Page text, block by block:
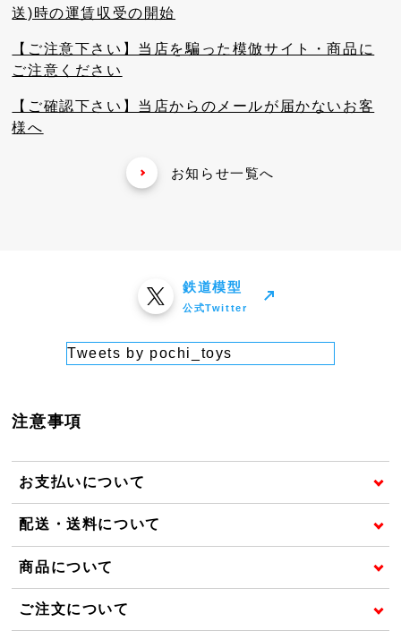
送)時の運賃収受の開始
【ご注意下さい】当店を騙った模倣サイト・商品に
ご注意ください
【ご確認下さい】当店からのメールが届かないお客
様へ
お知らせ一覧へ
鉄道模型
公式Twitter
Tweets by pochi_toys
注意事項
お支払いについて
配送・送料について
商品について
ご注文について